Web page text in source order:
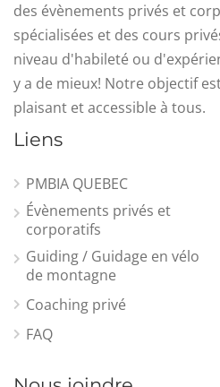
des évènements privés et
spécialisées et des cours
niveau d'habileté ou
y a de mieux! Notre objectif
plaisant et accessible à tous.
Liens
PMBIA QUEBEC
Évènements privés et
corporatifs
Guiding / Guidage en vélo
de montagne
Coaching privé
FAQ